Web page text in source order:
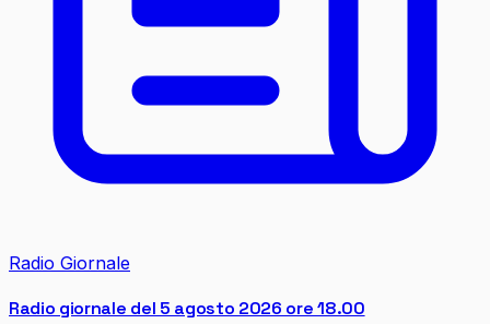
Radio Giornale
Radio giornale del 5 agosto 2026 ore 18.00